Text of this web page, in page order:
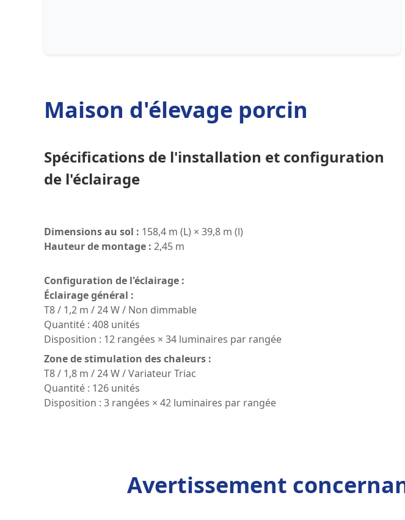
Maison d'élevage porcin
Spécifications de l'installation et configuration
de l'éclairage
Dimensions au sol : 158,4 m (L) × 39,8 m (l)
Hauteur de montage : 2,45 m
Configuration de l'éclairage :
Éclairage général :
T8 / 1,2 m / 24 W / Non dimmable
Quantité : 408 unités
Disposition : 12 rangées × 34 luminaires par rangée
Zone de stimulation des chaleurs :
T8 / 1,8 m / 24 W / Variateur Triac
Quantité : 126 unités
Disposition : 3 rangées × 42 luminaires par rangée
Avertissement